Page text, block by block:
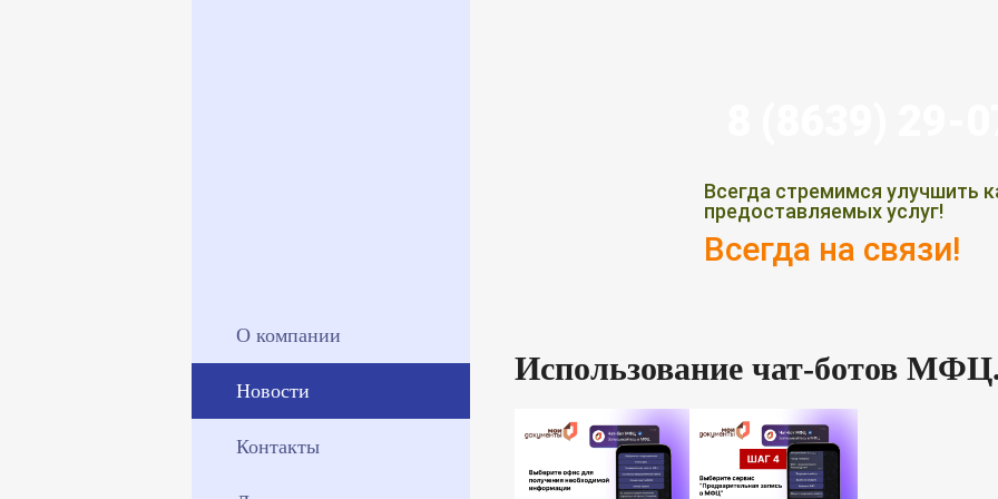
О компании
Новости
Контакты
Всегда стремимся улучшить
предоставляемых услуг!
Всегда на связи!
Использование чат-ботов